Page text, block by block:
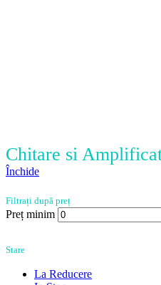
Chitare si
Închide
Filtrați după preț
Preț minim
Stare
La Reducere